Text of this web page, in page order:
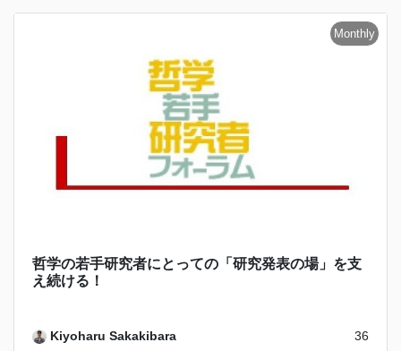
哲学の若手研究者にとっての「研究発表の場」を支
え続ける！
Kiyoharu Sakakibara 36